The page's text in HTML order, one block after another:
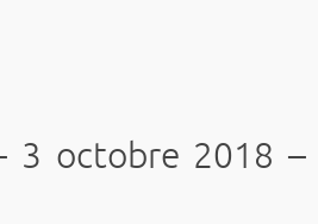
3 octobre 2018 –